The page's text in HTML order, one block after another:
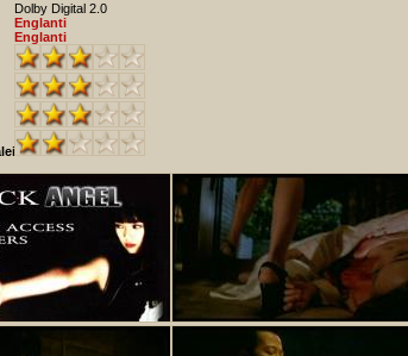
Dolby Digital 2.0
Englanti
Englanti